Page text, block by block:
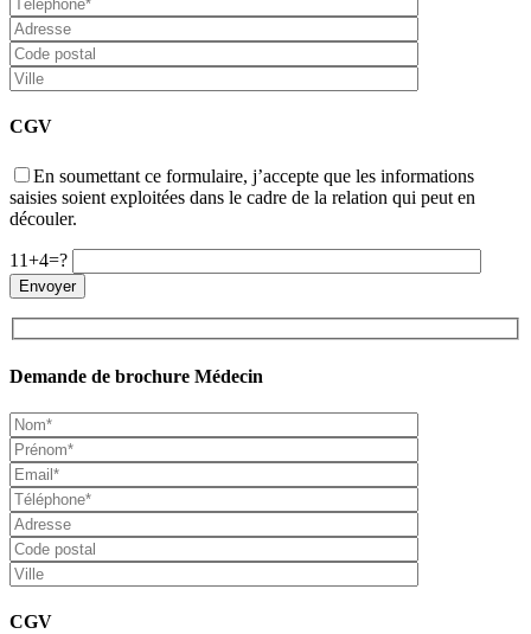
CGV
En soumettant ce formulaire, j’accepte que les informations
saisies soient exploitées dans le cadre de la relation qui peut en
découler.
11+4=?
Demande de brochure Médecin
CGV